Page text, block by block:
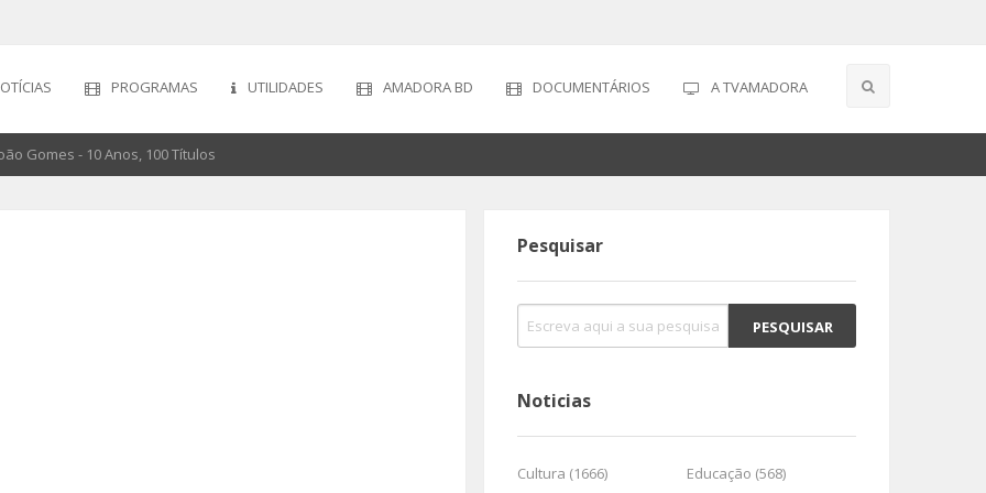
PROGRAMAS UTILIDADES AMADORA BD DOCUMENTÁRIOS A TVAMADORA
Gomes - 10 Anos, 100 Títulos
Pesquisar
Noticias
Cultura (1666)
Educação (568)